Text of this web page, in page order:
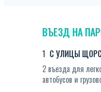
ВЪЕЗД НА
С УЛИЦЫ
2 въезда для
автобусов и